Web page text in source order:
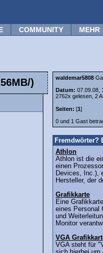
COMMUNITY MEHR
) waldemar5808
Datum: 07.09.08,
2762x gelesen, 2
Seiten: [1]
0 und 1 Gast
Fremdwörter?
Athlon
Athlon ist die
einen
Devices, Inc.),
Hersteller, der
Grafikkarte
Eine
eines Personal
und
Monitor
VGA
VGA steht für